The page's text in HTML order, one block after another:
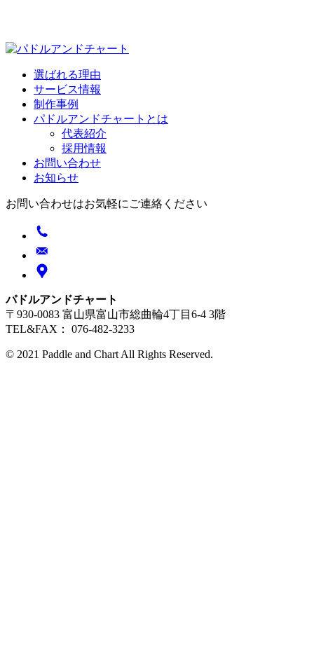
選ばれる理由
サービス情報
制作事例
パドルアンドチャートとは
代表紹介
採用情報
お問い合わせ
お知らせ
お問い合わせはお気軽にご連絡ください
パドルアンドチャート
〒930-0083 富山県富山市総曲輪4丁目6-4 3階
TEL&FAX： 076-482-3233
© 2021 Paddle and Chart All Rights Reserved.